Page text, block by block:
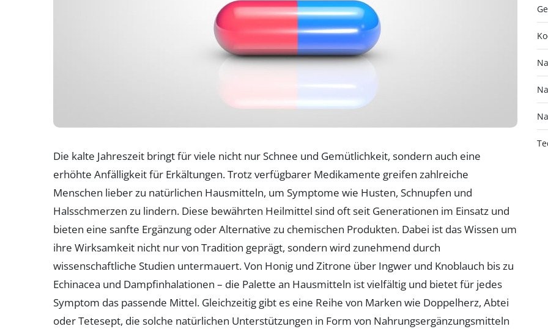
Die kalte Jahreszeit bringt für viele nicht nur Schnee und Gemütlichkeit, sondern auch eine
erhöhte Anfälligkeit für Erkältungen. Trotz verfügbarer Medikamente greifen zahlreiche
Menschen lieber zu natürlichen Hausmitteln, um Symptome wie Husten, Schnupfen und
Halsschmerzen zu lindern. Diese bewährten Heilmittel sind oft seit Generationen im Einsatz und
bieten eine sanfte Ergänzung oder Alternative zu chemischen Produkten. Dabei ist das Wissen um
ihre Wirksamkeit nicht nur von Tradition geprägt, sondern wird zunehmend durch
wissenschaftliche Studien untermauert. Von Honig und Zitrone über Ingwer und Knoblauch bis zu
Echinacea und Dampfinhalationen – die Palette an Hausmitteln ist vielfältig und bietet für jedes
Symptom das passende Mittel. Gleichzeitig gibt es eine Reihe von Marken wie Doppelherz, Abtei
oder Tetesept, die solche natürlichen Unterstützungen in Form von Nahrungsergänzungsmitteln